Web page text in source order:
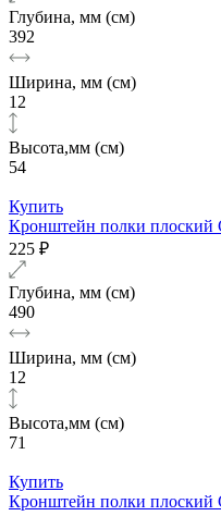
Глубина, мм (см)
392
Ширина, мм (см)
12
Высота,мм (см)
54
Купить
Кронштейн полки плоский
225 ₽
Глубина, мм (см)
490
Ширина, мм (см)
12
Высота,мм (см)
71
Купить
Кронштейн полки плоский